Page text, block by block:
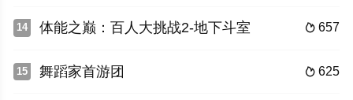
14  657
体能之巅：百人大挑战2-地下斗室
15  625
舞蹈家首游团